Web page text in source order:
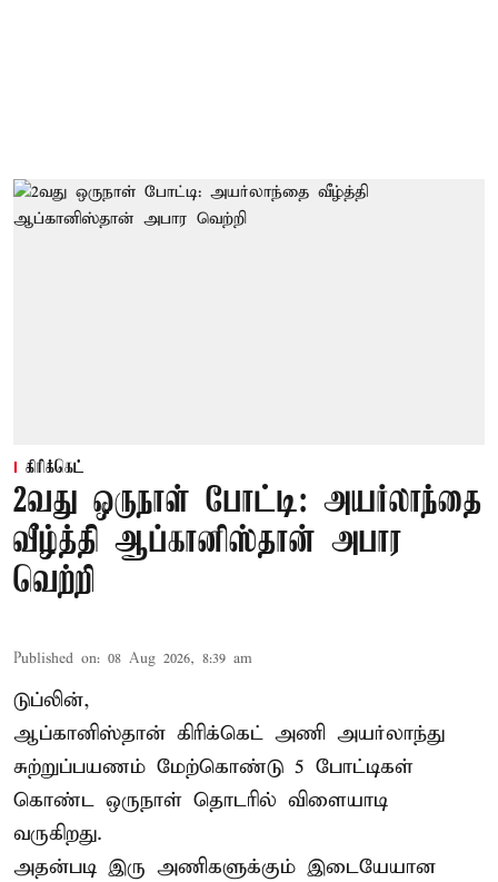
கிரிக்கெட்
2வது ஒருநாள் போட்டி: அயர்லாந்தை
வீழ்த்தி ஆப்கானிஸ்தான் அபார
வெற்றி
Published on: 08 Aug 2026, 8:39 am
டுப்லின்,
ஆப்கானிஸ்தான் கிரிக்கெட் அணி அயர்லாந்து
சுற்றுப்பயணம் மேற்கொண்டு 5 போட்டிகள்
கொண்ட ஒருநாள் தொடரில் விளையாடி
வருகிறது.
அதன்படி இரு அணிகளுக்கும் இடையேயான